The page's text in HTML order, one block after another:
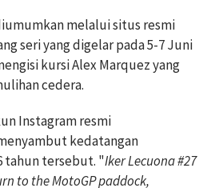
melalui situs resmi
seri yang digelar pada 5-7 Juni
kursi Alex Marquez yang
cedera.
Instagram resmi
kedatangan
tahun tersebut. "Iker Lecuona #27
to the MotoGP paddock,